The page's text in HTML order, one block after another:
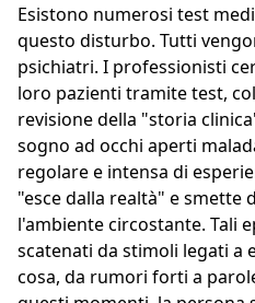
Esistono numerosi test
questo disturbo. Tutti
psichiatri. I professionisti
loro pazienti tramite test,
revisione della "storia
sogno ad occhi aperti
regolare e intensa di
"esce dalla realtà" e smette
l'ambiente circostante. Tali
scatenati da stimoli legati a
cosa, da rumori forti a